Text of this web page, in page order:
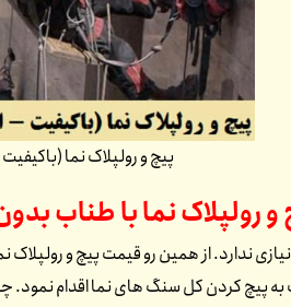
پیچ و رولپلاک نما (باکیفیت
و رولپلاک نما با طناب
ندارد. از همین رو قیمت پیچ و
کردن کل سنگ های نما اقدام نمود.